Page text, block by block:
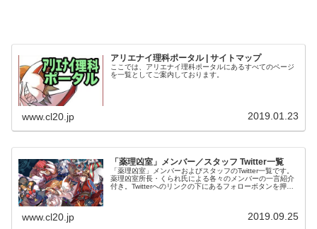
アリエナイ理科ポータル | サイトマップ
ここでは、アリエナイ理科ポータルにあるすべてのページ
を一覧としてご案内しております。
www.cl20.jp 2019.01.23
「薬理凶室」メンバー／スタッフ Twitter一覧
「薬理凶室」メンバーおよびスタッフのTwitter一覧です。
薬理凶室所長・くられ氏による各々のメンバーの一言紹介
付き。Twitterへのリンクの下にあるフォローボタンを押す
www.cl20.jp 2019.09.25